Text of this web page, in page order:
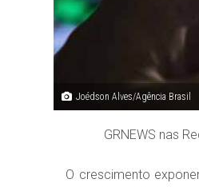
Joédson Alves/Agência Brasil
GRNEWS nas
O crescimento